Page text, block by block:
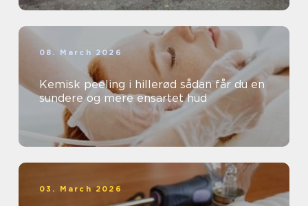
08. March 2026
Kemisk peeling i hillerød sådan får du en
sundere og mere ensartet hud
03. March 2026